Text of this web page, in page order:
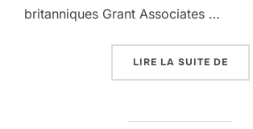
britanniques Grant Associates …
LIRE LA SUITE DE